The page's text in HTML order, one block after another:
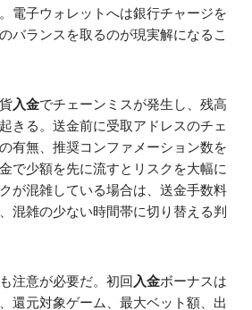
電子ウォレットへは銀行チャージを
バランスを取るのが現実解になるこ
入金でチェーンミスが発生し、残高
きる。送金前に受取アドレスのチェ
有無、推奨コンファメーション数を
で少額を先に流すとリスクを大幅に
が混雑している場合は、送金手数料
混雑の少ない時間帯に切り替える判
注意が必要だ。初回 入金ボーナスは
還元対象ゲーム、最大ベット額、出